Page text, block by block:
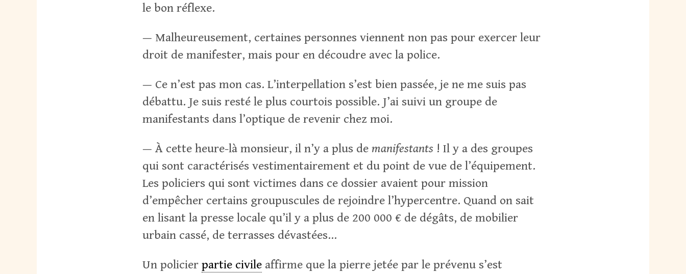
le bon réflexe.
— Malheureusement, certaines personnes viennent non pas pour exercer leur
droit de manifester, mais pour en découdre avec la police.
— Ce n’est pas mon cas. L’interpellation s’est bien passée, je ne me suis pas
débattu. Je suis resté le plus courtois possible. J’ai suivi un groupe de
manifestants dans l’optique de revenir chez moi.
— À cette heure-là monsieur, il n’y a plus demanifestants ! Il y a des groupes
qui sont caractérisés vestimentairement et du point de vue de l’équipement.
Les policiers qui sont victimes dans ce dossier avaient pour mission
d’empêcher certains groupuscules de rejoindre l’hypercentre. Quand on sait
en lisant la presse locale qu’il y a plus de 200 000 € de dégâts, de mobilier
urbain cassé, de terrasses dévastées…
Un policierpartie civile affirme que la pierre jetée par le prévenu s’est